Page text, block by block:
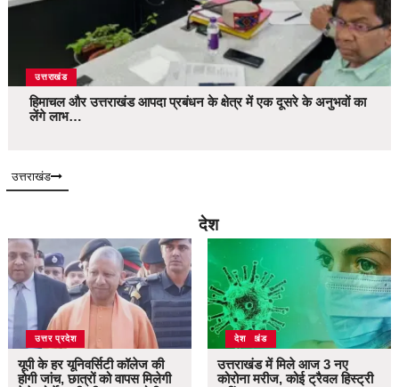
उत्तराखंड
हिमाचल और उत्तराखंड आपदा प्रबंधन के क्षेत्र में एक दूसरे के अनुभवों का
लेंगे लाभ…
उत्तराखंड
देश
उत्तर प्रदेश
यूपी के हर यूनिवर्सिटी कॉलेज की
होगी जांच, छात्रों को वापस मिलेगी
उत्तराखंड
देश
उत्तराखंड में मिले आज 3 नए
कोरोना मरीज, कोई ट्रैवल हिस्ट्री